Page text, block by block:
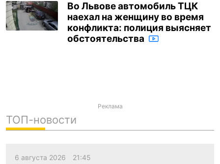
Во Львове автомобиль ТЦК
наехал на женщину во время
конфликта: полиция выясняет
обстоятельства
Реклама
ТОП-новости
6 августа 2026 21:45